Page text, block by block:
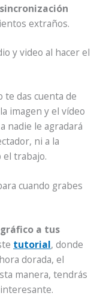
extraños.
y video al hacer el
te das cuenta de
imagen y el vídeo
nadie le agradará
ni a la
el trabajo.
cuando grabes
a tus
tutorial, donde
dorada, el
manera, tendrás